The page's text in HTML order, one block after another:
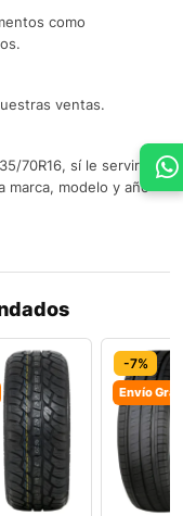
como
ventas.
70R16, sí le servirán.
marca, modelo y año
-7%
Envío